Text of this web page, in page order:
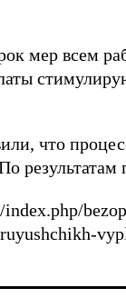
мер всем
что